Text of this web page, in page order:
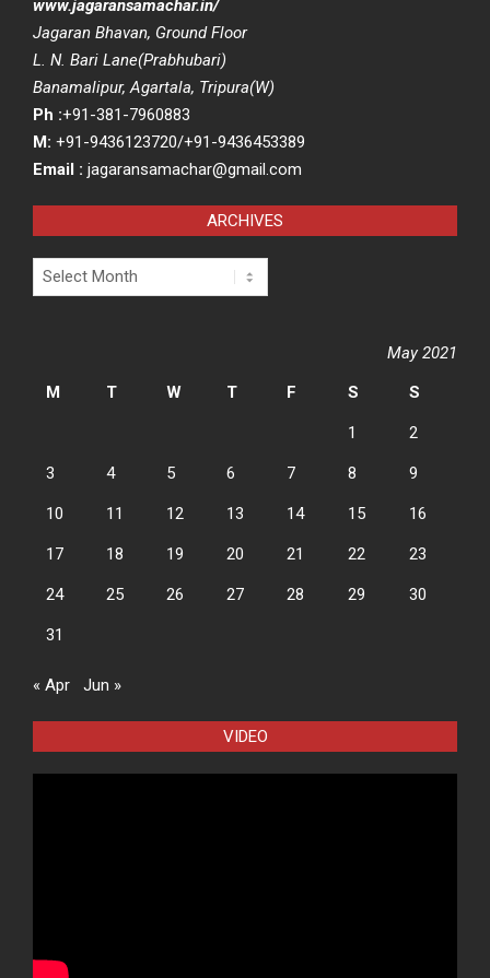
www.jagaransamachar.in/
Jagaran Bhavan, Ground Floor
L. N. Bari Lane(Prabhubari)
Banamalipur, Agartala, Tripura(W)
Ph :+91-381-7960883
M: +91-9436123720/+91-9436453389
Email : jagaransamachar@gmail.com
ARCHIVES
Archives
May 2021
M
T W T F S S
1 2
3 4 5 6 7 8 9
10 11 12 13 14 15 16
17 18 19 20 21 22 23
24 25 26 27 28 29 30
31
« Apr Jun »
VIDEO